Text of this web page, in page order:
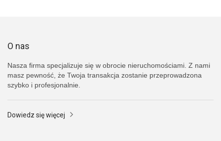
O nas
Nasza firma specjalizuje się w obrocie nieruchomościami. Z nami
masz pewność, że Twoja transakcja zostanie przeprowadzona
szybko i profesjonalnie.
Dowiedz się więcej